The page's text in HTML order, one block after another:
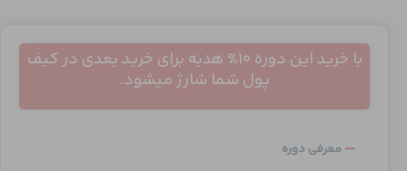
با خرید این دوره 10% هدیه برای خرید بعدی در کیف
پول شما شارژ میشود.
معرفی دوره